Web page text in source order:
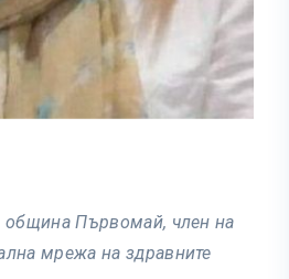
община Първомай, член на
мрежа на здравните